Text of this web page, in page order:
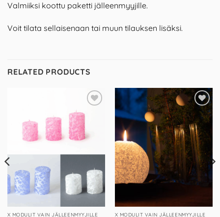
Valmiiksi koottu paketti jälleenmyyjille.
Voit tilata sellaisenaan tai muun tilauksen lisäksi.
RELATED PRODUCTS
Add to
Wishlist
X MODULIT VAIN JÄLLEENMYYJILLE
Add to
Wishlist
X MODULIT VAIN JÄLLEENMYYJILLE